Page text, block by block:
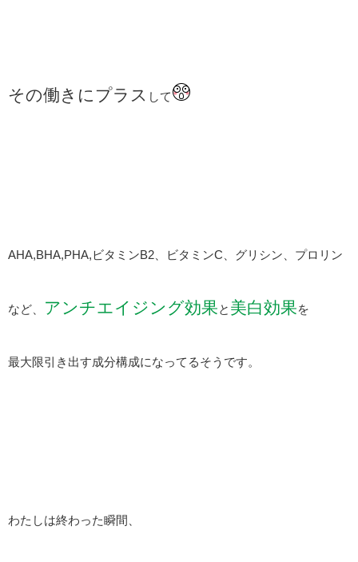
その働きにプラス して
AHA,BHA,PHA,ビタミンB2、ビタミンC、グリシン、プロリン
など、 アンチエイジング効果と 美白効果を
最大限引き出す成分構成になってるそうです。
わたしは終わった瞬間、